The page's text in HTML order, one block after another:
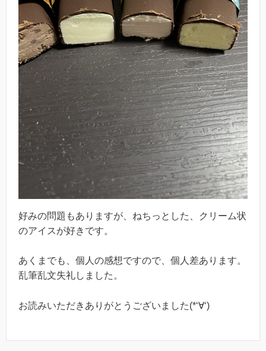
好みの問題もありますが、ねちっとした、クリーム状
のアイスが好きです。
あくまでも、個人の感想ですので、個人差あります。
乱筆乱文失礼しました。
お読みいただきありがとうございました(*‘∀‘)